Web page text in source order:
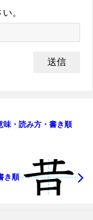
。
味・読み方・書き順
き順